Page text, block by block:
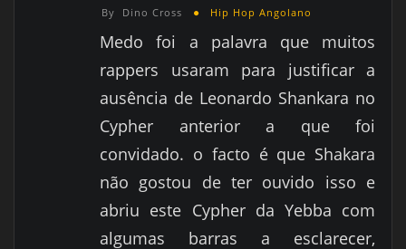
By Dino Cross Hip Hop Angolano
Medo foi a palavra que muitos
rappers usaram para justificar a
ausência de Leonardo Shankara no
Cypher anterior a que foi
convidado. o facto é que Shakara
não gostou de ter ouvido isso e
abriu este Cypher da Yebba com
algumas barras a esclarecer,